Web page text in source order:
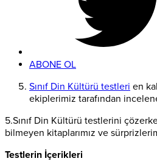
ABONE OL
Sınıf Din Kültürü testleri en
ekiplerimiz tarafından
5.Sınıf Din Kültürü testlerini
bilmeyen kitaplarımız ve
Testlerin İçerikleri